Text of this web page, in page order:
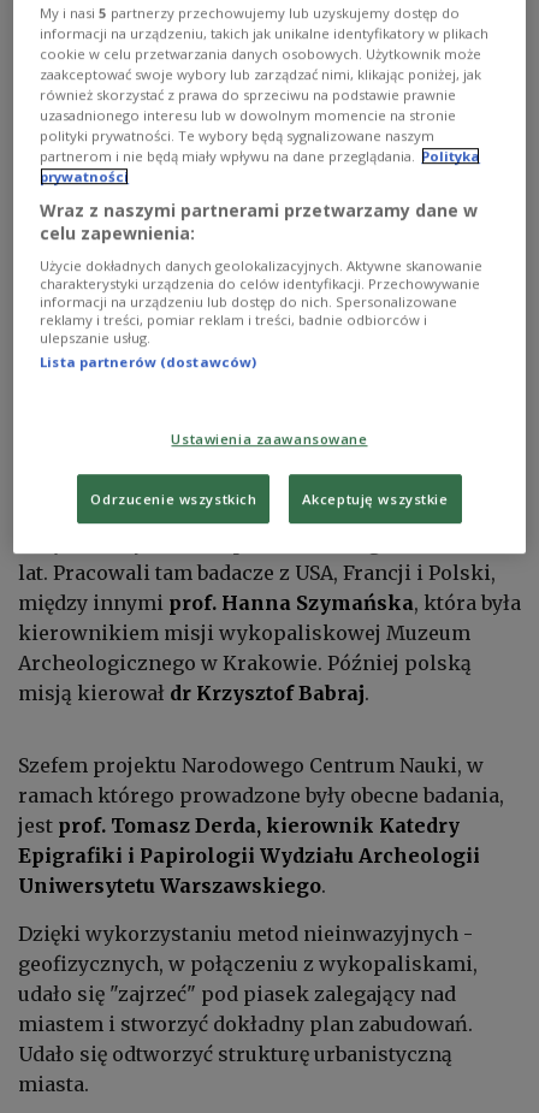
Budynki modułowe na Zachodnim Nadbrzeżu
4.0, Centrum Archeologii Śródziemnomorskiej, Uniwersytet Warszawski
Mareotis, założona jeszcze w czasach Aleksandra
Wielkiego i rozwijająca się od III wieku p.n.e. aż do
początku okresu islamskiego w VIII wieku n.e.
lat. Pracowali tam badacze z USA, Francji i Polski,
między innymi prof. Hanna Szymańska, która była
kierownikiem misji wykopaliskowej Muzeum
Archeologicznego w Krakowie. Później polską
misją kierował dr Krzysztof Babraj.
Szefem projektu Narodowego Centrum Nauki, w
ramach którego prowadzone były obecne badania,
jest prof. Tomasz Derda, kierownik Katedry
Epigrafiki i Papirologii Wydziału Archeologii
Uniwersytetu Warszawskiego.
Dzięki wykorzystaniu metod nieinwazyjnych -
geofizycznych, w połączeniu z wykopaliskami,
udało się "zajrzeć" pod piasek zalegający nad
miastem i stworzyć dokładny plan zabudowań.
Udało się odtworzyć strukturę urbanistyczną
miasta.
My i nasi5 partnerzy przechowujemy lub uzyskujemy dostęp do
informacji na urządzeniu, takich jak unikalne identyfikatory w plikach
cookie w celu przetwarzania danych osobowych. Użytkownik może
zaakceptować swoje wybory lub zarządzać nimi, klikając poniżej, jak
również skorzystać z prawa do sprzeciwu na podstawie prawnie
uzasadnionego interesu lub w dowolnym momencie na stronie
polityki prywatności. Te wybory będą sygnalizowane naszym
partnerom i nie będą miały wpływu na dane przeglądania. Polityka
prywatności
Wraz z naszymi partnerami przetwarzamy dane w
celu zapewnienia:
Użycie dokładnych danych geolokalizacyjnych. Aktywne skanowanie
charakterystyki urządzenia do celów identyfikacji. Przechowywanie
informacji na urządzeniu lub dostęp do nich. Spersonalizowane
reklamy i treści, pomiar reklam i treści, badnie odbiorców i
ulepszanie usług.
Lista partnerów (dostawców)
Ustawienia zaawansowane
Odrzucenie wszystkich Akceptuję wszystkie